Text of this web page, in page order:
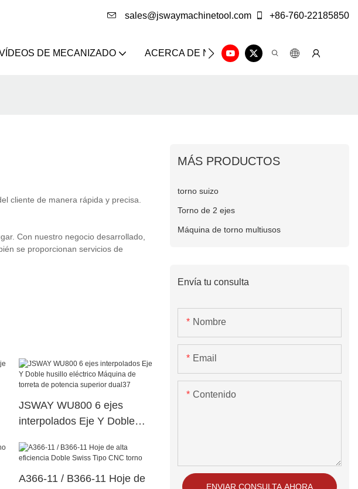
sales@jswaymachinetool.com +86-760-22185850
DE MECANIZADO ACERCA DE NOSOTROS SOLUCIÓN
cliente de manera rápida y precisa.
Con nuestro negocio desarrollado,
se proporcionan servicios de
JSWAY WU800 6 ejes
interpolados Eje Y Doble
torreta de potencia superior
A366-11 / B366-11 Hoje de
MÁS PRODUCTOS
torno suizo
Torno de 2 ejes
Máquina de torno multiusos
Envía tu consulta
Nombre
Email
Contenido
ENVIAR CONSULTA AHORA